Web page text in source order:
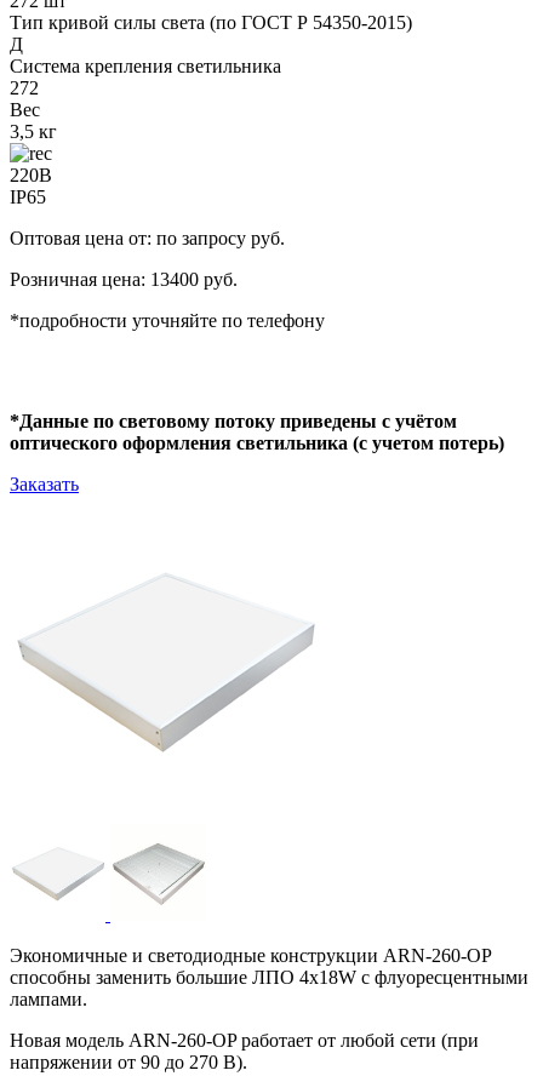
Тип кривой силы света (по ГОСТ Р 54350-2015)
Д
Система крепления светильника
272
Вес
3,5 кг
220В
IP65
Оптовая цена от: по запросу руб.
Розничная цена: 13400 руб.
*подробности уточняйте по телефону
*Данные по световому потоку приведены с учётом
оптического оформления светильника (с учетом потерь)
Заказать
Экономичные и светодиодные конструкции ARN-260-OP
способны заменить большие ЛПО 4х18W с флуоресцентными
лампами.
Новая модель ARN-260-OP работает от любой сети (при
напряжении от 90 до 270 В).